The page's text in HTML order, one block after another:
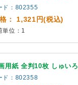
ド：802355
： 1,321円(税込)
単位：1
用紙 全判10枚 しゅいろ
ド：802358